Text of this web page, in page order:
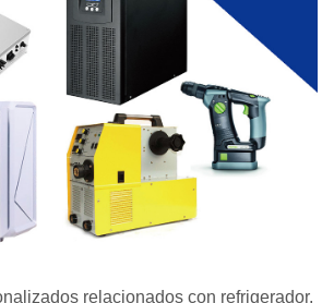
relacionados con refrigerador,